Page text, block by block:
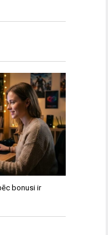
bonusi ir